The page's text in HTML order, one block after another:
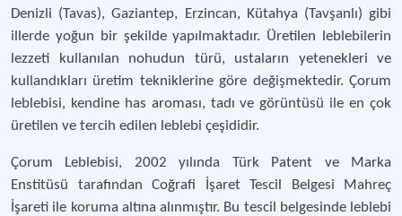
Denizli (Tavas), Gaziantep, Erzincan, Kütahya (Tavşanlı) gibi
illerde yoğun bir şekilde yapılmaktadır. Üretilen leblebilerin
lezzeti kullanılan nohudun türü, ustaların yetenekleri ve
kullandıkları üretim tekniklerine göre değişmektedir. Çorum
leblebisi, kendine has aroması, tadı ve görüntüsü ile en çok
üretilen ve tercih edilen leblebi çeşididir.
Çorum Leblebisi, 2002 yılında Türk Patent ve Marka
Enstitüsü tarafından Coğrafi İşaret Tescil Belgesi Mahreç
İşareti ile koruma altına alınmıştır. Bu tescil belgesinde leblebi